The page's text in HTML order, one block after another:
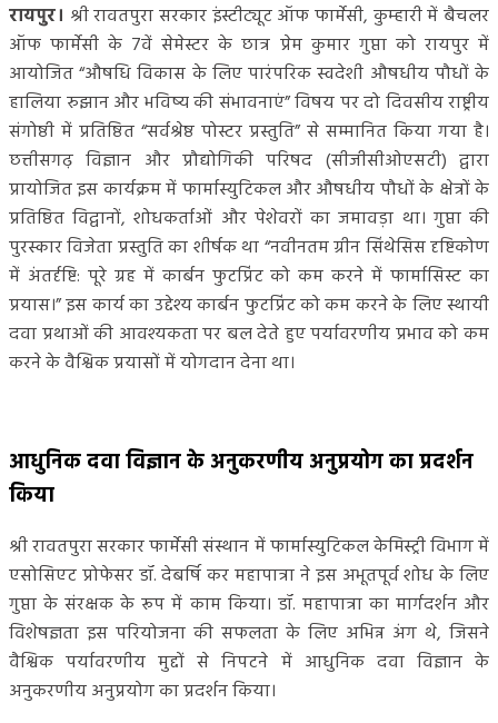
रायपुर। श्री रावतपुरा सरकार इंस्टीट्यूट ऑफ फार्मेसी, कुम्हारी में बैचलर
ऑफ फार्मेसी के 7वें सेमेस्टर के छात्र प्रेम कुमार गुप्ता को रायपुर में
आयोजित “औषधि विकास के लिए पारंपरिक स्वदेशी औषधीय पौधों के
हालिया रुझान और भविष्य की संभावनाएं” विषय पर दो दिवसीय राष्ट्रीय
संगोष्ठी में प्रतिष्ठित “सर्वश्रेष्ठ पोस्टर प्रस्तुति” से सम्मानित किया गया है।
छत्तीसगढ़ विज्ञान और प्रौद्योगिकी परिषद (सीजीसीओएसटी) द्वारा
प्रायोजित इस कार्यक्रम में फार्मास्युटिकल और औषधीय पौधों के क्षेत्रों के
प्रतिष्ठित विद्वानों, शोधकर्ताओं और पेशेवरों का जमावड़ा था। गुप्ता की
पुरस्कार विजेता प्रस्तुति का शीर्षक था “नवीनतम ग्रीन सिंथेसिस दृष्टिकोण
में अंतर्दृष्टि: पूरे ग्रह में कार्बन फुटप्रिंट को कम करने में फार्मासिस्ट का
प्रयास।” इस कार्य का उद्देश्य कार्बन फुटप्रिंट को कम करने के लिए स्थायी
दवा प्रथाओं की आवश्यकता पर बल देते हुए पर्यावरणीय प्रभाव को कम
करने के वैश्विक प्रयासों में योगदान देना था।
आधुनिक दवा विज्ञान के अनुकरणीय अनुप्रयोग का प्रदर्शन
किया
श्री रावतपुरा सरकार फार्मेसी संस्थान में फार्मास्युटिकल केमिस्ट्री विभाग में
एसोसिएट प्रोफेसर डॉ. देबर्षि कर महापात्रा ने इस अभूतपूर्व शोध के लिए
गुप्ता के संरक्षक के रूप में काम किया। डॉ. महापात्रा का मार्गदर्शन और
विशेषज्ञता इस परियोजना की सफलता के लिए अभिन्न अंग थे, जिसने
वैश्विक पर्यावरणीय मुद्दों से निपटने में आधुनिक दवा विज्ञान के
अनुकरणीय अनुप्रयोग का प्रदर्शन किया।